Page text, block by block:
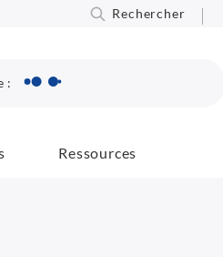
Rechercher
:
Ressources